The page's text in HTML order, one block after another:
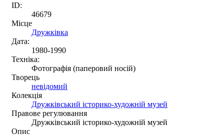
ID:
46679
Місце
Дружківка
Дата:
1980-1990
Техніка:
Фотографія (паперовий носій)
Творець
невідомий
Колекція
Дружківський історико-художній музей
Правове регулювання
Дружківський історико-художній музей
Опис